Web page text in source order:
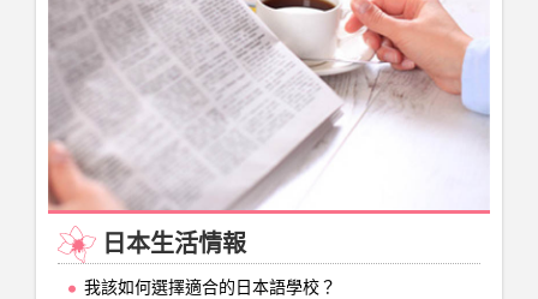
日本生活情報
我該如何選擇適合的日本語學校？